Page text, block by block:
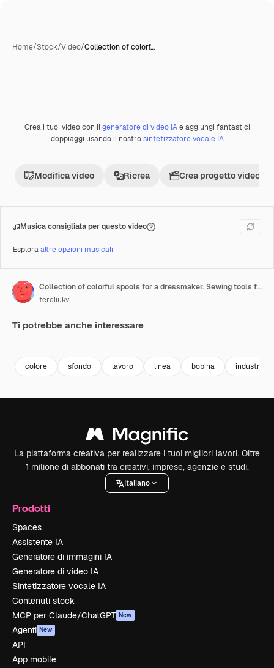
Home/Stock/Video/Collection of colorf…
Premium
Crea i tuoi video con ilgeneratore di video IAe aggiungi fantastici
doppiaggi usando il nostrosintetizzatore vocale IA
Modifica video Ricrea Crea progetto video
Musica consigliata per questo video
Esploraaltre opzioni musicali
Collection of colorful spools for a dressmaker. Sewing tools for handicraft job. Spools of thread of different colors for tailor. Vertical video
tereliukv
Ti potrebbe anche interessare
colore sfondo lavoro linea bobina industria
La piattaforma creativa per realizzare i tuoi migliori lavori. Oltre
1 milione di abbonati tra creativi, imprese, agenzie e studi.
Italiano
Prodotti
Spaces
Assistente IA
Generatore di immagini IA
Generatore di video IA
Sintetizzatore vocale IA
Contenuti stock
MCP per Claude/ChatGPT New
Agenti New
API
App mobile